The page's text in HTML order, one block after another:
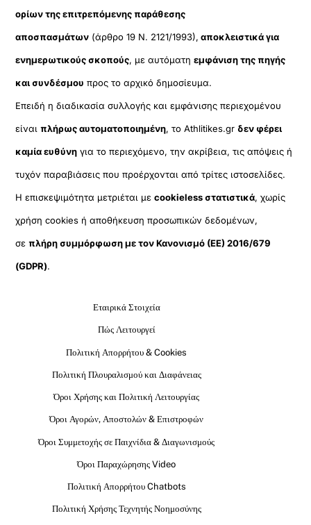
ορίων της επιτρεπόμενης παράθεσης
αποσπασμάτων (άρθρο 19 Ν. 2121/1993), αποκλειστικά για
ενημερωτικούς σκοπούς, με αυτόματηεμφάνιση της πηγής
και συνδέσμου προς το αρχικό δημοσίευμα.
Επειδή η διαδικασία συλλογής και εμφάνισης περιεχομένου
είναιπλήρως αυτοματοποιημένη, το Athlitikes.gr δεν φέρει
καμία ευθύνη για το περιεχόμενο, την ακρίβεια, τις απόψεις ή
τυχόν παραβιάσεις που προέρχονται από τρίτες ιστοσελίδες.
Η επισκεψιμότητα μετριέται μεcookieless στατιστικά, χωρίς
χρήση cookies ή αποθήκευση προσωπικών δεδομένων,
σεπλήρη συμμόρφωση με τον Κανονισμό (ΕΕ) 2016/679
(GDPR).
Εταιρικά Στοιχεία
Πώς Λειτουργεί
Πολιτική Απορρήτου & Cookies
Πολιτική Πλουραλισμού και Διαφάνειας
Όροι Χρήσης και Πολιτική Λειτουργίας
Όροι Αγορών, Αποστολών & Επιστροφών
Όροι Συμμετοχής σε Παιχνίδια & Διαγωνισμούς
Όροι Παραχώρησης Video
Πολιτική Απορρήτου Chatbots
Πολιτική Χρήσης Τεχνητής Νοημοσύνης